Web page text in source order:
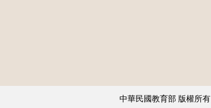
中華民國教育部 版權所有